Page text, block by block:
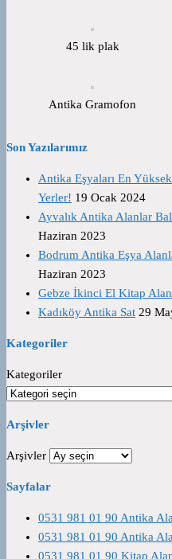
45 lik plak
Antika Gramofon
Son Yazılarımız
Antika Eşyaları En
Yerler! 19 Ocak 2024
Ayvalık Antika Alanlar
Haziran 2023
Bodrum Antika Eşya
Haziran 2023
Gebze İkinci El Kitap
Kadıköy Antika Sat 29
Kategoriler
Kategoriler
Arşivler
Arşivler
Sayfalar
0531 981 01 90 Antika
0531 981 01 90 Antika
0531 981 01 90 Kitap